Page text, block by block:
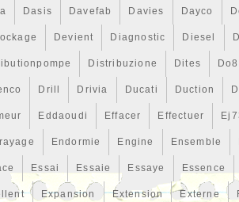
Dasis Davefab Davies Dayco
Devient Diagnostic Diesel
Distribuzione Dites
Drill Drivia Ducati Duction
Eddaoudi Effacer Effectuer
Endormie Engine Ensemble
Essai Essaie Essaye Essence
Expansion Extension Externe